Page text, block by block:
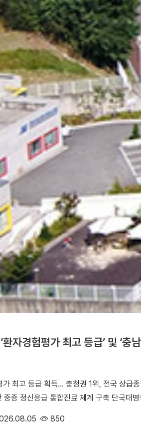
환자경험평가 최고 등급’ 및 ‘충남
최고 등급 획득… 충청권 1위, 전국 상급종합
증 정신응급 통합진료 체계 구축 단국대병원(
850